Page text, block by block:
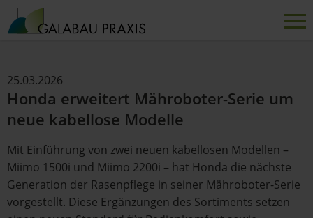
25.03.2026
Honda erweitert Mähroboter-Serie um
neue kabellose Modelle
Mit Einführung von zwei neuen kabellosen Modellen –
Miimo 1500i und Miimo 2200i – hat Honda die nächste
Generation der Rasenpflege in seiner Mähroboter-Serie
vorgestellt. Diese Ergänzungen des Sortiments setzen